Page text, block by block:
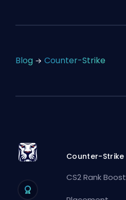
Blog Counter-Strike
Counter-Strike
CS2 Rank Boost